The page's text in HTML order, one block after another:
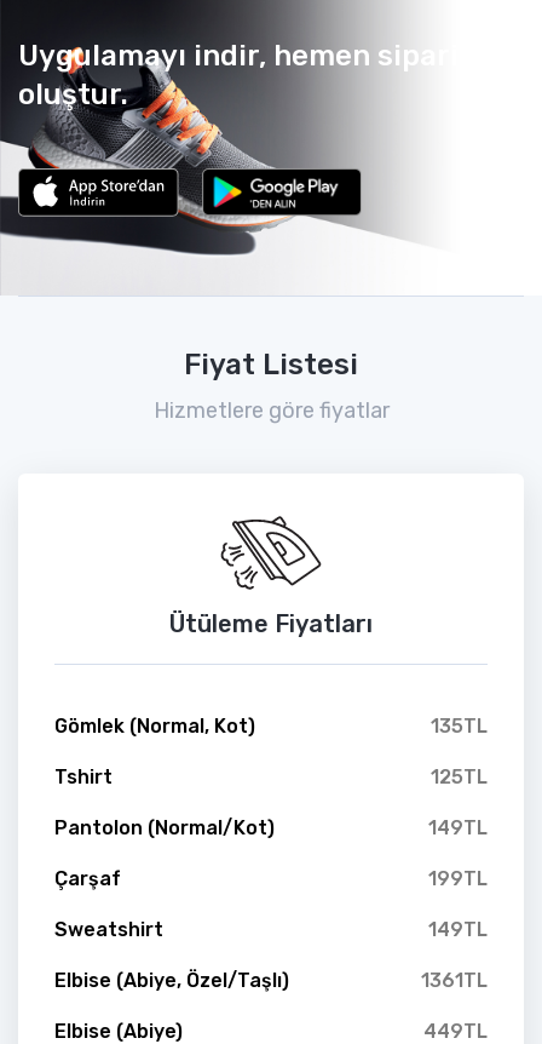
Uygulamayı indir, hemen sipariş
oluştur.
Fiyat Listesi
Hizmetlere göre fiyatlar
Ütüleme Fiyatları
Gömlek (Normal, Kot) 135TL
Tshirt 125TL
Pantolon (Normal/Kot) 149TL
Çarşaf 199TL
Sweatshirt 149TL
Elbise (Abiye, Özel/Taşlı) 1361TL
Elbise (Abiye) 449TL